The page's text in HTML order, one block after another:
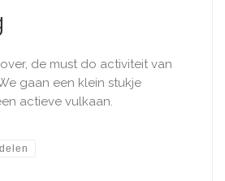
de must do activiteit van
gaan een klein stukje
actieve vulkaan.